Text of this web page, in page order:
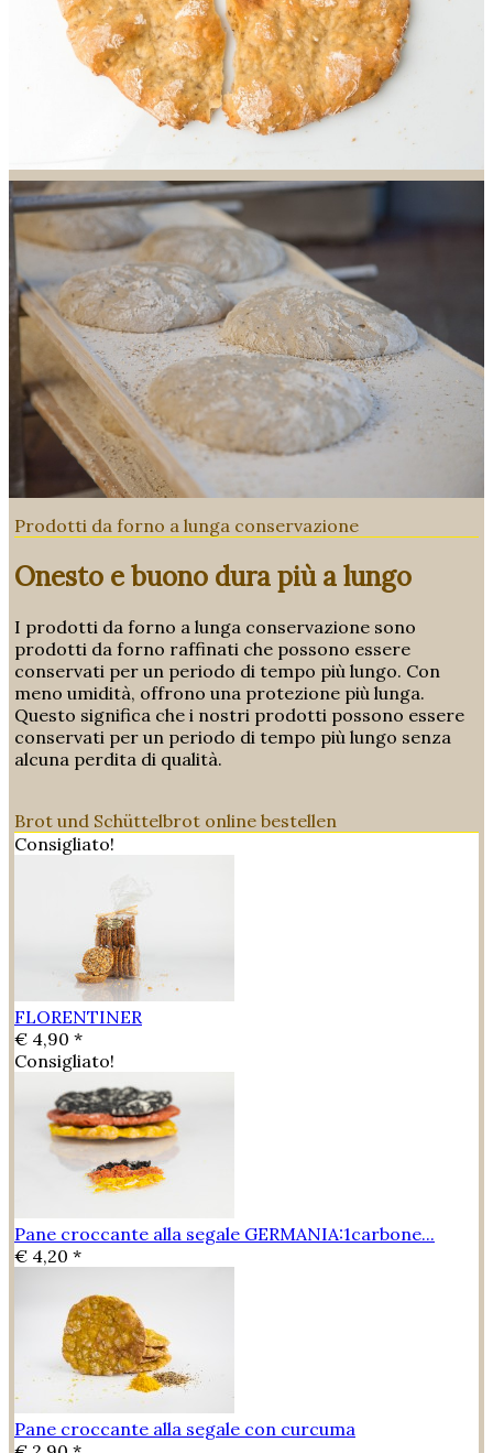
Prodotti da forno a lunga conservazione
Onesto e buono dura più a lungo
I prodotti da forno a lunga conservazione sono
prodotti da forno raffinati che possono essere
conservati per un periodo di tempo più lungo. Con
meno umidità, offrono una protezione più lunga.
Questo significa che i nostri prodotti possono essere
conservati per un periodo di tempo più lungo senza
alcuna perdita di qualità.
Brot und Schüttelbrot online bestellen
Consigliato!
FLORENTINER
€ 4,90 *
Consigliato!
Pane croccante alla segale GERMANIA:1carbone...
€ 4,20 *
Pane croccante alla segale con curcuma